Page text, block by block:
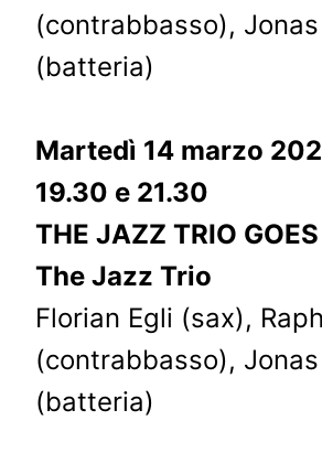
(contrabbasso),
(batteria)
Martedì 14 marzo
19.30 e 21.30
THE JAZZ TRIO
The Jazz Trio
Florian Egli (sax),
(contrabbasso),
(batteria)